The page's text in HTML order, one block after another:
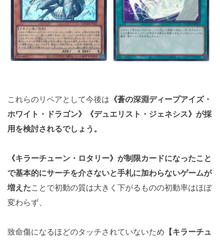
これらのリペアとして今後は 《蒼の深淵ディープアイズ・
ホワイト・ドラゴン》《デュエリスト・ジェネシス》が採
用を検討されるでしょう。
《キラーチューン・ロタリー》が制限カードになったこと
で基本的にサーチを介さないと手札に加わらないゲームが
増えたことで初動の質は大きく下がるものの初動率はほぼ
変わらず、
致命傷になるほどのタッチされていないため 【キラーチュ